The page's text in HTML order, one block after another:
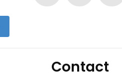
Contact